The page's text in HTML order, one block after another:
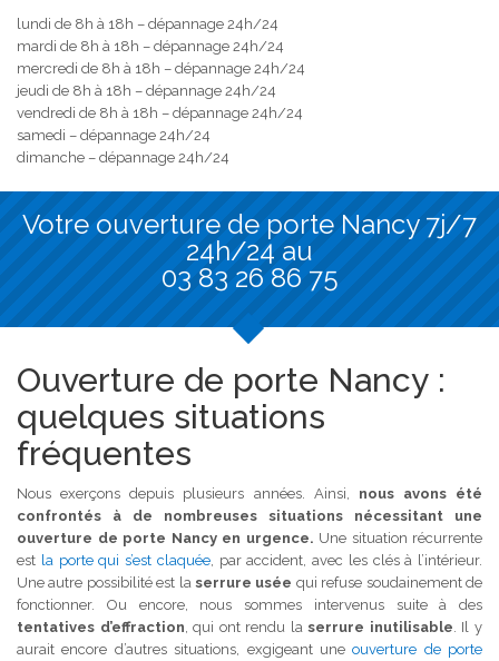
lundi de 8h à 18h – dépannage 24h/24
mardi de 8h à 18h – dépannage 24h/24
mercredi de 8h à 18h – dépannage 24h/24
jeudi de 8h à 18h – dépannage 24h/24
vendredi de 8h à 18h – dépannage 24h/24
samedi – dépannage 24h/24
dimanche – dépannage 24h/24
Votre ouverture de porte Nancy 7j/7
24h/24 au
03 83 26 86 75
Ouverture de porte Nancy :
quelques situations
fréquentes
Nous exerçons depuis plusieurs années. Ainsi, nous avons été
confrontés à de nombreuses situations nécessitant une
ouverture de porte Nancy en urgence. Une situation récurrente
est la porte qui s’est claquée, par accident, avec les clés à l’intérieur.
Une autre possibilité est la serrure usée qui refuse soudainement de
fonctionner. Ou encore, nous sommes intervenus suite à des
tentatives d’effraction , qui ont rendu laserrure inutilisable . Il y
aurait encore d’autres situations, exgigeant uneouverture de porte